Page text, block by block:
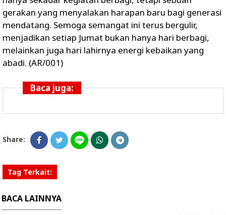
gerakan yang menyalakan harapan baru bagi generasi
mendatang. Semoga semangat ini terus bergulir,
menjadikan setiap Jumat bukan hanya hari berbagi,
melainkan juga hari lahirnya energi kebaikan yang
abadi. (AR/001)
Baca juga:
Share:
Tag Terkait:
BACA LAINNYA